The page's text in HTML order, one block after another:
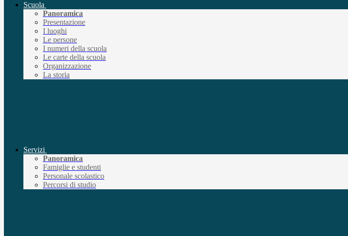
Scuola
Panoramica
Presentazione
I luoghi
Le persone
I numeri della scuola
Le carte della scuola
Organizzazione
La storia
Servizi
Panoramica
Famiglie e studenti
Personale scolastico
Percorsi di studio